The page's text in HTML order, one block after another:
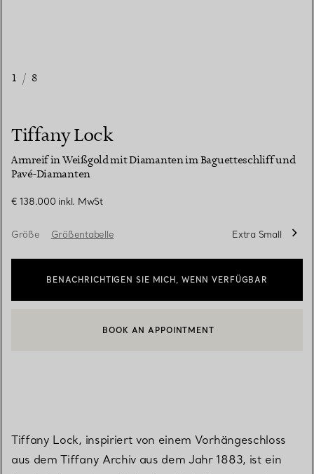
1 / 8
Tiffany Lock
Armreif in Weißgold mit Diamanten im Baguetteschliff und
Pavé-Diamanten
€ 138.000 inkl. MwSt
Größe Größentabelle Extra Small
BENACHRICHTIGEN SIE MICH, WENN VERFÜGBAR
EINEN KUNDENBERATER KONTAKTIEREN ODER EINEN
BOOK AN APPOINTMENT
Tiffany Lock, inspiriert von einem Vorhängeschloss
aus dem Tiffany Archiv aus dem Jahr 1883, ist ein